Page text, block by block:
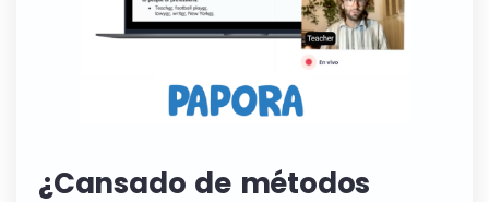
¿Cansado de métodos